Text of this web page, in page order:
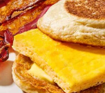
PRÉPARE
POUR
MON
FILS
TOUS
LES